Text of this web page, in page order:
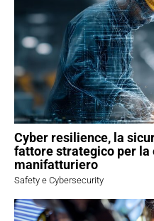
Cyber resilience, la
fattore strategico per
manifatturiero
Safety e Cybersecurity